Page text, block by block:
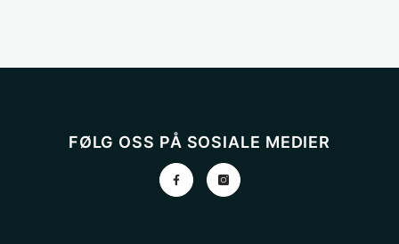
FØLG OSS PÅ SOSIALE MEDIER